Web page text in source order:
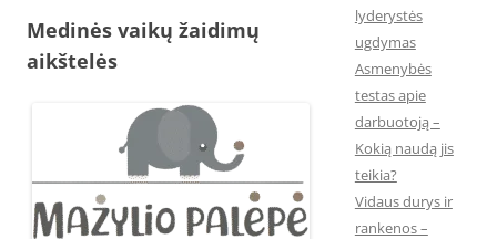
Medinės vaikų žaidimų
aikštelės
lyderystės
ugdymas
Asmenybės
testas apie
darbuotoją –
Kokią naudą jis
teikia?
Vidaus durys ir
rankenos –